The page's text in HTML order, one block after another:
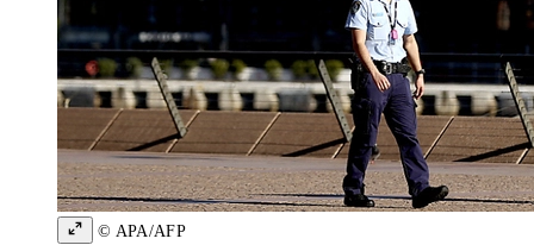
© APA/AFP